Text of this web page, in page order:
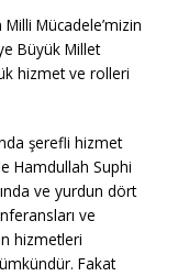
Mücadele’mizin
Büyük Millet
hizmet ve rolleri
şerefli hizmet
Hamdullah Suphi
ve yurdun dört
ve
hizmetleri
Fakat